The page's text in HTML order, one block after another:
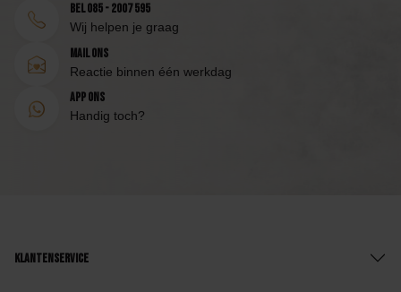
Bel 085 - 2007 595
Wij helpen je graag
Mail ons
Reactie binnen één werkdag
App ons
Handig toch?
Klantenservice